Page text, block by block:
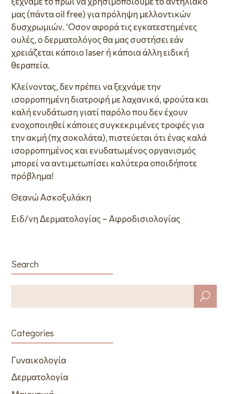
μας (πάντα oil free) για πρόληψη μελλοντικών
δυσχρωμιών. ‘Οσον αφορά τις εγκατεστημένες
ουλές, ο δερματολόγος θα μας συστήσει εάν
χρειάζεται κάποιο laser ή κάποια άλλη ειδική
θεραπεία.
Κλείνοντας, δεν πρέπει να ξεχνάμε την
ισορροπημένη διατροφή με λαχανικά, φρούτα και
καλή ενυδάτωση γιατί παρόλο που δεν έχουν
ενοχοποιηθεί κάποιες συγκεκριμένες τροφές για
την ακμή (πχ σοκολάτα), πιστεύεται ότι ένας καλά
ισορροπημένος και ενυδατωμένος οργανισμός
μπορεί να αντιμετωπίσει καλύτερα οποιδήποτε
πρόβλημα!
Θεανώ Ασκοξυλάκη
Ειδ/νη Δερματολογίας – Αφροδισιολογίας
Search
Categories
Γυναικολογία
Δερματολογία